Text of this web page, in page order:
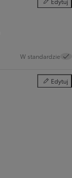
Tapicerka
W standardzie
Edytuj
Pakiety i